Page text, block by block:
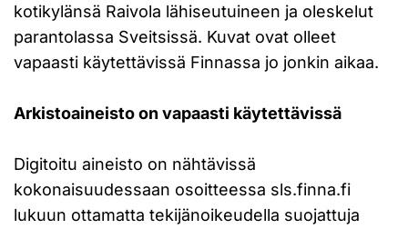
kotikylänsä Raivola lähiseutuineen ja oleskelut
parantolassa Sveitsissä. Kuvat ovat olleet
vapaasti käytettävissä Finnassa jo jonkin aikaa.
Arkistoaineisto on vapaasti käytettävissä
Digitoitu aineisto on nähtävissä
kokonaisuudessaan osoitteessa sls.finna.fi
lukuun ottamatta tekijänoikeudella suojattuja